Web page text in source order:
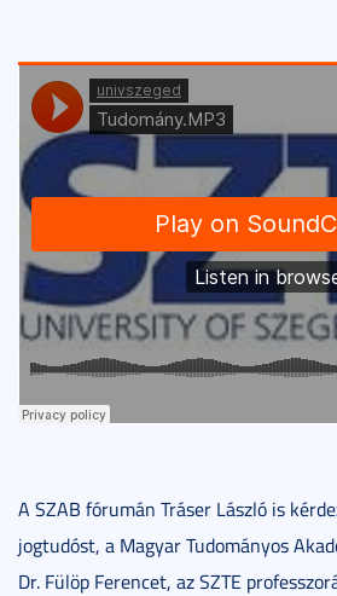
A SZAB fórumán Tráser László is
jogtudóst, a Magyar Tudományos
Dr. Fülöp Ferencet, az SZTE